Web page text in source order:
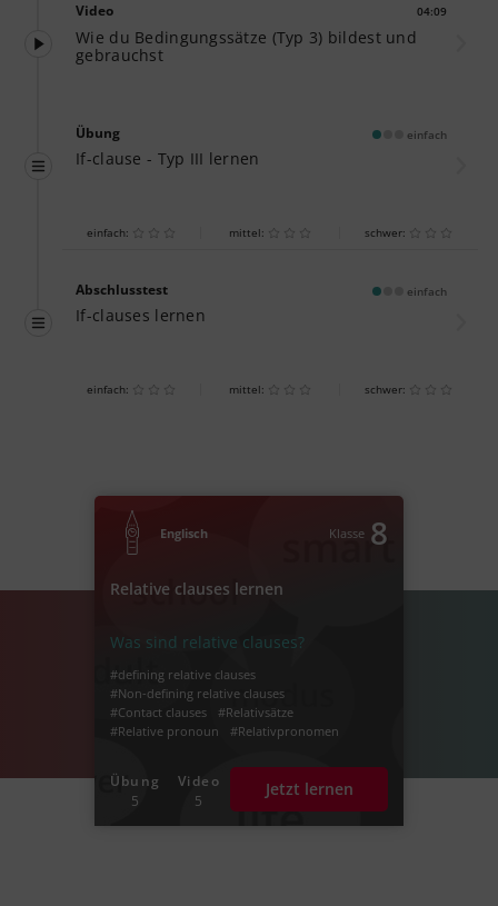
Video 04:09
Wie du Bedingungssätze (Typ 3) bildest und
gebrauchst
Übung einfach
If-clause - Typ III lernen
einfach: mittel: schwer:
Abschlusstest einfach
If-clauses lernen
einfach: mittel: schwer:
Englisch Klasse 8
Relative clauses lernen
Was sind relative clauses?
#defining relative clauses
#Non-defining relative clauses
#Contact clauses
#Relativsätze
#Relative pronoun
#Relativpronomen
#relativ clauses benutzen
Übung
5
Video
5
Jetzt lernen